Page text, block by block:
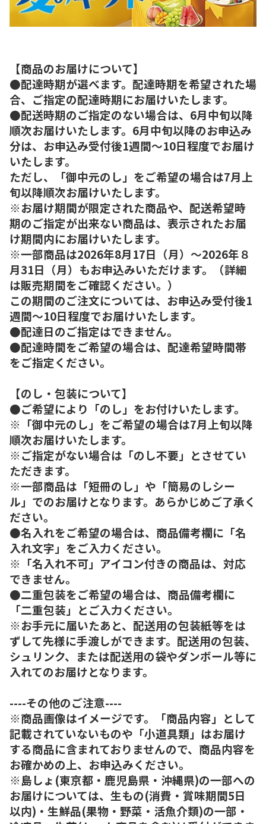
【商品のお届けについて】
●配達時期が選べます。配達時期を希望された場
合、ご指定の配達時期にお届けいたします。
●配送時期のご指定のない場合は、6月中旬以降
順次お届けいたします。6月中旬以降のお申込み
分は、お申込み受付後1週間～10日程度でお届け
いたします。
ただし、「御中元のし」をご希望の場合は7月上
旬以降順次お届けいたします。
※お届け期間が限定された商品や、配送希望時
期のご指定が出来ない商品は、表示されたお届
け期間内にお届けいたします。
※一部商品は2026年8月17日（月）～2026年８
月31日（月）もお申込みいただけます。（詳細
は販売期間をご確認ください。）
この期間のご注文については、お申込み受付後1
週間～10日程度でお届けいたします。
●配達日のご指定はできません。
●配達時間をご希望の場合は、配達希望時間帯
をご指定ください。
【のし・包装について】
●ご希望により「のし」をお付けいたします。
※「御中元のし」をご希望の場合は7月上旬以降
順次お届けいたします。
※ご指定がない場合は「のし不要」とさせてい
ただきます。
※一部商品は「短冊のし」や「簡易のしシー
ル」でのお届けとなります。あらかじめご了承く
ださい。
●名入れをご希望の場合は、商品備考欄に「名
入れ文字」をご入力ください。
※「名入れ不可」アイコン付きの商品は、対応
できません。
●二重包装をご希望の場合は、商品備考欄に
「二重包装」とご入力ください。
※お手元に届いたあと、配送用の包装紙等をは
ずして先様に手渡しができます。配送用の包装、
シュリンク、または配送用の袋やダンボール等に
入れてのお届けとなります。
----その他のご注意----
※商品画像はイメージです。「商品内容」として
記載されていないものや「小道具類」はお届け
する商品に含まれておりませんので、商品内容を
お確かめの上、お申込みください。
※島しょ(東京都・鹿児島県・沖縄県)の一部への
お届けについては、生もの(消費・賞味期間5日
以内)・生鮮品(果物・野菜・活魚介類)の一部・